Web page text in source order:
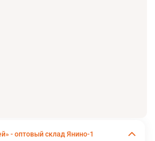
- оптовый склад Янино-1